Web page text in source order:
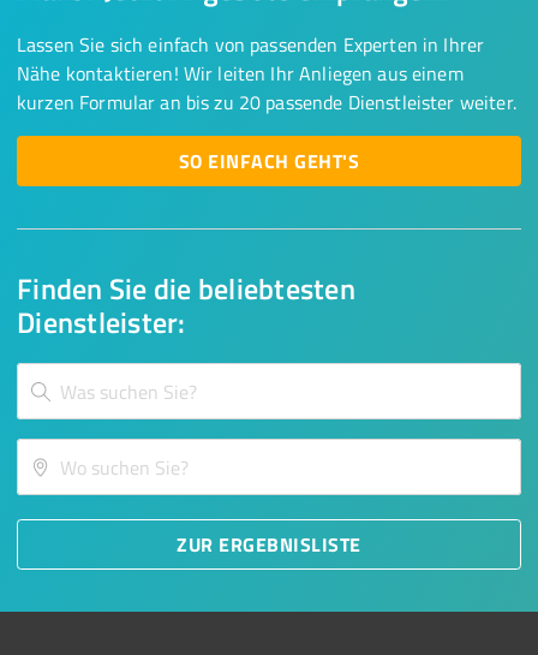
Finden Sie die beliebtesten
Dienstleister:
ZUR ERGEBNISLISTE
Lassen Sie sich einfach von passenden Experten in Ihrer
Nähe kontaktieren! Wir leiten Ihr Anliegen aus einem
kurzen Formular an bis zu 20 passende Dienstleister weiter.
SO EINFACH GEHT'S